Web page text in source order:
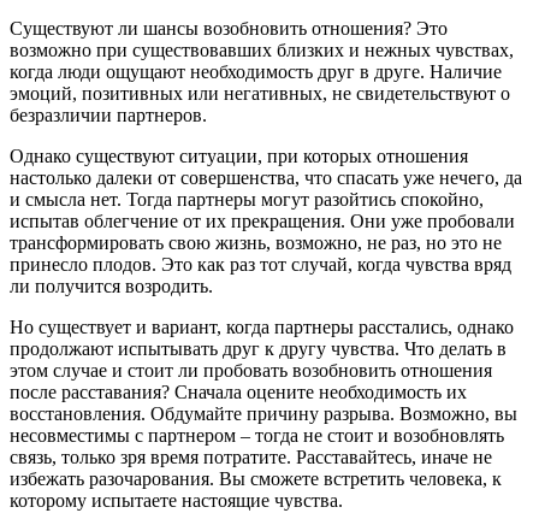
Существуют ли шансы возобновить отношения? Это
возможно при существовавших близких и нежных чувствах,
когда люди ощущают необходимость друг в друге. Наличие
эмоций, позитивных или негативных, не свидетельствуют о
безразличии партнеров.
Однако существуют ситуации, при которых отношения
настолько далеки от совершенства, что спасать уже нечего, да
и смысла нет. Тогда партнеры могут разойтись спокойно,
испытав облегчение от их прекращения. Они уже пробовали
трансформировать свою жизнь, возможно, не раз, но это не
принесло плодов. Это как раз тот случай, когда чувства вряд
ли получится возродить.
Но существует и вариант, когда партнеры расстались, однако
продолжают испытывать друг к другу чувства. Что делать в
этом случае и стоит ли пробовать возобновить отношения
после расставания? Сначала оцените необходимость их
восстановления. Обдумайте причину разрыва. Возможно, вы
несовместимы с партнером – тогда не стоит и возобновлять
связь, только зря время потратите. Расставайтесь, иначе не
избежать разочарования. Вы сможете встретить человека, к
которому испытаете настоящие чувства.